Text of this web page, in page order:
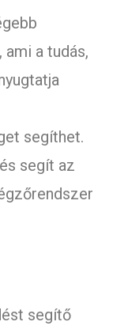
ami a tudás,
segíthet.
segít az
segítő